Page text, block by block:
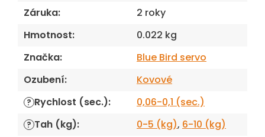
Záruka:
2 roky
Hmotnost:
0.022 kg
Značka:
Blue Bird servo
Ozubení: Kovové
? Rychlost (sec.): 0,06-0,1 (sec.)
? Tah (kg): 0-5 (kg), 6-10 (kg)